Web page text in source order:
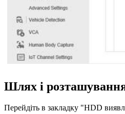
Шлях і
Перейдіть в закладку "HDD